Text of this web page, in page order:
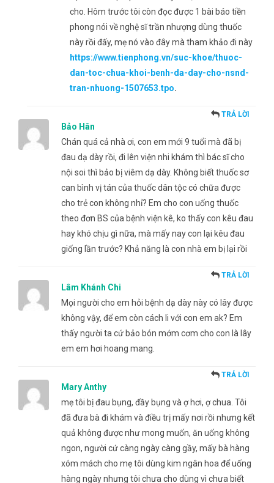
cho. Hôm trước tôi còn đọc được 1 bài báo tiền
phong nói về nghệ sĩ trần nhượng dùng thuốc
này rồi đấy, mẹ nó vào đây mà tham khảo đi này
https://www.tienphong.vn/suc-khoe/thuoc-
dan-toc-chua-khoi-benh-da-day-cho-nsnd-
tran-nhuong-1507653.tpo.
Bảo Hân
TRẢ LỜI
Chán quá cả nhà ơi, con em mới 9 tuổi mà đã bị
đau dạ dày rồi, đi lên viện nhi khám thì bác sĩ cho
nội soi thì bảo bị viêm dạ dày. Không biết thuốc sơ
can bình vị tán của thuốc dân tộc có chữa được
cho trẻ con không nhỉ? Em cho con uống thuốc
theo đơn BS của bệnh viện kê, ko thấy con kêu đau
hay khó chịu gì nữa, mà mấy nay con lại kêu đau
giống lần trước? Khả năng là con nhà em bị lại rồi
Lâm Khánh Chi
TRẢ LỜI
Mọi người cho em hỏi bệnh dạ dày này có lây được
không vậy, để em còn cách li với con em ak? Em
thấy người ta cứ bảo bón mớm cơm cho con là lây
em em hơi hoang mang.
Mary Anthy
TRẢ LỜI
mẹ tôi bị đau bụng, đầy bụng và ợ hơi, ợ chua. Tôi
đã đưa bà đi khám và điều trị mấy nơi rồi nhưng kết
quả không được như mong muốn, ăn uống không
ngon, người cứ càng ngày càng gầy, mấy bà hàng
xóm mách cho mẹ tôi dùng kim ngân hoa để uống
hàng ngày nhưng tôi chưa cho dùng vì chưa biết